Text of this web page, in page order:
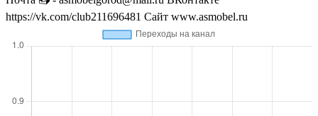
https://vk.com/club211696481 Сайт www.asmobel.ru